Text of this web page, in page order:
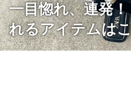
一目惚れ、連発
れるアイテムは